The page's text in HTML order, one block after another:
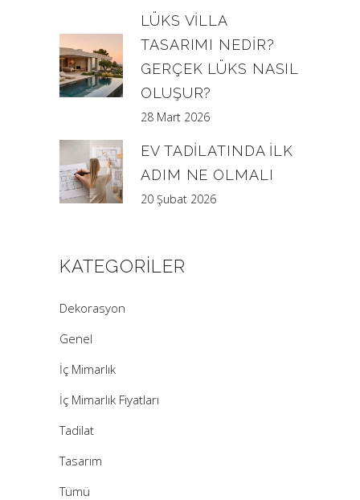
LÜKS VILLA
TASARIMI NEDIR?
GERÇEK LÜKS NASIL
OLUŞUR?
28 Mart 2026
EV TADILATINDA İLK
ADIM NE OLMALI
20 Şubat 2026
KATEGORILER
Dekorasyon
Genel
İç Mimarlık
İç Mimarlık Fiyatları
Tadilat
Tasarım
Tümü